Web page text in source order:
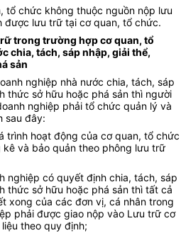
tổ chức không thuộc nguồn nộp lưu
được lưu trữ tại cơ quan, tổ chức.
trong trường hợp cơ quan, tổ
chia, tách, sáp nhập, giải thể,
sản
nghiệp nhà nước chia, tách, sáp
thức sở hữu hoặc phá sản thì người
nghiệp phải tổ chức quản lý và
sau đây:
trình hoạt động của cơ quan, tổ chức
và bảo quản theo phông lưu trữ
nghiệp có quyết định chia, tách, sáp
thức sở hữu hoặc phá sản thì tất cả
xong của các đơn vị, cá nhân trong
phải được giao nộp vào Lưu trữ cơ
theo quy định;